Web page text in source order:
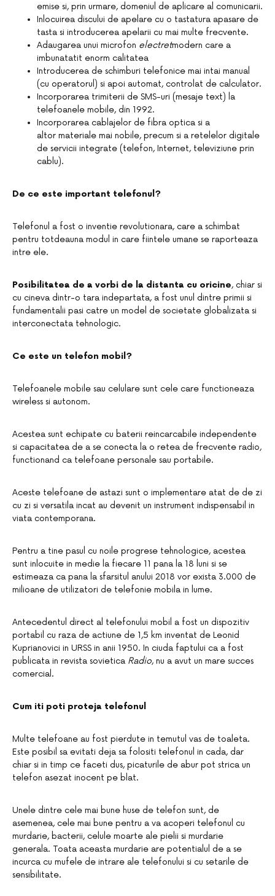
emise si, prin urmare, domeniul de aplicare al comunicarii.
Inlocuirea discului de apelare cu o tastatura apasare de
tasta si introducerea apelarii cu mai multe frecvente.
Adaugarea unui microfon electretmodern care a
imbunatatit enorm calitatea
Introducerea de schimburi telefonice mai intai manual
(cu operatorul) si apoi automat, controlat de calculator.
Incorporarea trimiterii de SMS-uri (mesaje text) la
telefoanele mobile, din 1992.
Incorporarea cablajelor de fibra optica si a
altor materiale mai nobile, precum si a retelelor digitale
de servicii integrate (telefon, Internet, televiziune prin
cablu).
De ce este important telefonul?
Telefonul a fost o inventie revolutionara, care a schimbat
pentru totdeauna modul in care fiintele umane se raporteaza
intre ele.
Posibilitatea de a vorbi de la distanta cu oricine, chiar si
cu cineva dintr-o tara indepartata, a fost unul dintre primii si
fundamentalii pasi catre un model de societate globalizata si
interconectata tehnologic.
Ce este un telefon mobil?
Telefoanele mobile sau celulare sunt cele care functioneaza
wireless si autonom.
Acestea sunt echipate cu baterii reincarcabile independente
si capacitatea de a se conecta la o retea de frecvente radio,
functionand ca telefoane personale sau portabile.
Aceste telefoane de astazi sunt o implementare atat de de zi
cu zi si versatila incat au devenit un instrument indispensabil in
viata contemporana.
Pentru a tine pasul cu noile progrese tehnologice, acestea
sunt inlocuite in medie la fiecare 11 pana la 18 luni si se
estimeaza ca pana la sfarsitul anului 2018 vor exista 3.000 de
milioane de utilizatori de telefonie mobila in lume.
Antecedentul direct al telefonului mobil a fost un dispozitiv
portabil cu raza de actiune de 1,5 km inventat de Leonid
Kuprianovici in URSS in anii 1950. In ciuda faptului ca a fost
publicata in revista sovietica Radio, nu a avut un mare succes
comercial.
Cum iti poti proteja telefonul
Multe telefoane au fost pierdute in temutul vas de toaleta.
Este posibil sa evitati deja sa folositi telefonul in cada, dar
chiar si in timp ce faceti dus, picaturile de abur pot strica un
telefon asezat inocent pe blat.
Unele dintre cele mai bune huse de telefon sunt, de
asemenea, cele mai bune pentru a va acoperi telefonul cu
murdarie, bacterii, celule moarte ale pielii si murdarie
generala. Toata aceasta murdarie are potentialul de a se
incurca cu mufele de intrare ale telefonului si cu setarile de
sensibilitate.